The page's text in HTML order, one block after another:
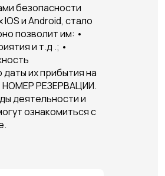
безопасности
и Android, стало
позволит им: •
и т.д .; •
их прибытия на
НОМЕР РЕЗЕРВАЦИИ.
деятельности и
ознакомиться с